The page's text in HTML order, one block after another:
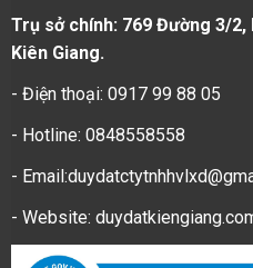
Trụ sở chính: 769 Đường 3/2,
Kiên Giang.
- Điện thoại: 0917 99 88 05
- Hotline: 0848558558
-
- Website: